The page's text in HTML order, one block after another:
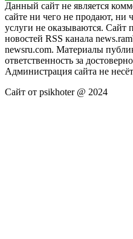
Данный сайт не является
сайте ни чего не продают, ни
услуги не оказываются. Сайт
новостей RSS канала
newsru.com. Материалы
ответственность за
Администрация сайта не
Сайт от psikhoter @ 2024